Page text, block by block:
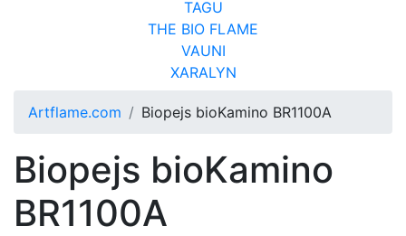
TAGU
THE BIO FLAME
VAUNI
XARALYN
Artflame.com Biopejs bioKamino BR1100A
Biopejs bioKamino
BR1100A